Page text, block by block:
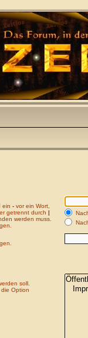
ein - vor ein Wort,
getrennt durch |
werden muss.
soll.
Option